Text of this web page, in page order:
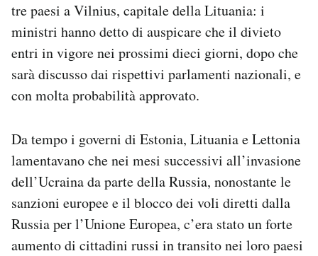
Hai bisogno di aiuto?
Esci
tre paesi a Vilnius, capitale della Lituania: i
ministri hanno detto di auspicare che il divieto
entri in vigore nei prossimi dieci giorni, dopo che
sarà discusso dai rispettivi parlamenti nazionali, e
con molta probabilità approvato.
Da tempo i governi di Estonia, Lituania e Lettonia
lamentavano che nei mesi successivi all’invasione
dell’Ucraina da parte della Russia, nonostante le
sanzioni europee e il blocco dei voli diretti dalla
Russia per l’Unione Europea, c’era stato un forte
aumento di cittadini russi in transito nei loro paesi